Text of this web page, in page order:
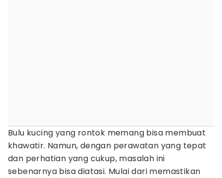
Bulu kucing yang rontok memang bisa membuat
khawatir. Namun, dengan perawatan yang tepat
dan perhatian yang cukup, masalah ini
sebenarnya bisa diatasi. Mulai dari memastikan